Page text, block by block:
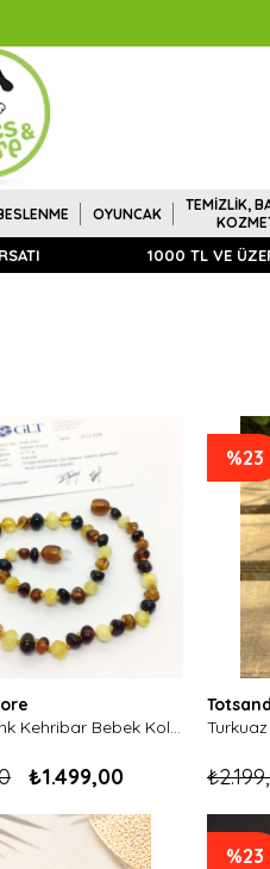
OYUNCAK
TEMİZLİK,
1000 TL VE
Karışık Renk Kehribar Bebek Kolyesi
₺1.499,00
%23
%23